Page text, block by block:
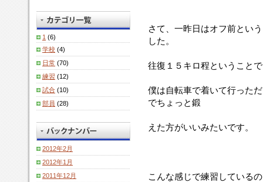
さて、一昨日はオフ前とい
した。
往復１５キロ程ということ
僕は自転車で着いて行った
でちょっと鍛
えた方がいいみたいです。
こんな感じで練習している
1 (6)
学校 (4)
日常 (70)
練習 (12)
試合 (10)
部員 (28)
2012年2月
2012年1月
2011年12月